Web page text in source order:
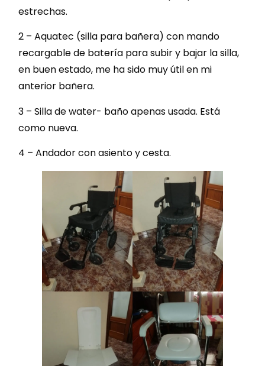
estrechas.
2 – Aquatec (silla para bañera) con mando
recargable de batería para subir y bajar la silla,
en buen estado, me ha sido muy útil en mi
anterior bañera.
3 – Silla de water- baño apenas usada. Está
como nueva.
4 – Andador con asiento y cesta.